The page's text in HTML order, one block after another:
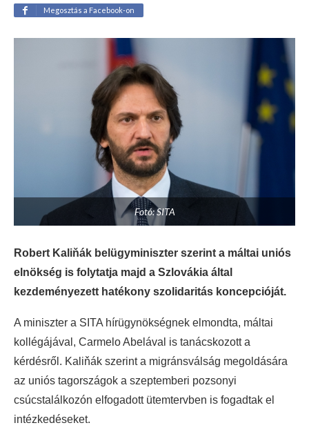
Megosztás a Facebook-on
Fotó: SITA
Robert Kaliňák belügyminiszter szerint a máltai uniós
elnökség is folytatja majd a Szlovákia által
kezdeményezett hatékony szolidaritás koncepcióját.
A miniszter a SITA hírügynökségnek elmondta, máltai
kollégájával, Carmelo Abelával is tanácskozott a
kérdésről. Kaliňák szerint a migránsválság megoldására
az uniós tagországok a szeptemberi pozsonyi
csúcstalálkozón elfogadott ütemtervben is fogadtak el
intézkedéseket.